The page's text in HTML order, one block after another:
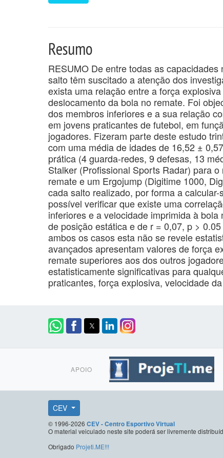
Resumo
RESUMO De entre todas as
salto têm suscitado a atenção dos
exista uma relação entre a força
deslocamento da bola no remate. Foi
dos membros inferiores e a sua relação
em jovens praticantes de futebol, em
jogadores. Fizeram parte deste estudo
com uma média de idades de 16,52 ±
prática (4 guarda-redes, 9 defesas, 13
Stalker (Profissional Sports Radar) para
remate e um Ergojump (Digitime 1000,
cada salto realizado, por forma a
possível verificar que existe uma
inferiores e a velocidade imprimida à
de posição estática e de r = 0,07, p >
ambos os casos esta não se revele
avançados apresentam valores de força
remate superiores aos dos outros
estatisticamente significativas para
praticantes, força explosiva, velocidade
APOIO
CEV
© 1996-2026 CEV - Centro Esportivo Virtual
O material veiculado neste site poderá ser livremente
Obrigado Projeti.ME!!!